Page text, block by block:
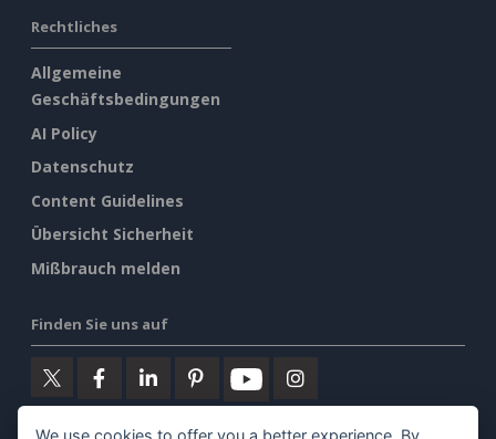
Rechtliches
Allgemeine
Geschäftsbedingungen
AI Policy
Datenschutz
Content Guidelines
Übersicht Sicherheit
Mißbrauch melden
Finden Sie uns auf